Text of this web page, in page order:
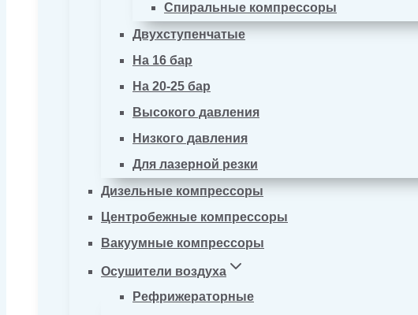
Спиральные компрессоры
Двухступенчатые
На 16 бар
На 20-25 бар
Высокого давления
Низкого давления
Для лазерной резки
Дизельные компрессоры
Центробежные компрессоры
Вакуумные компрессоры
Осушители воздуха
Рефрижераторные